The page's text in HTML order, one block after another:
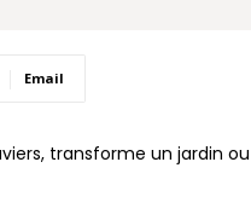
Email
transforme un jardin